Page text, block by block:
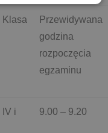
Klasa
Przewidywana
godzina
rozpoczęcia
egzaminu
IV i 9.00 – 9.20